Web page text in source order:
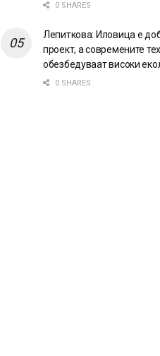
0 SHARES
Лепиткова: Иловица е
проект, а современите
обезбедуваат високи
0 SHARES